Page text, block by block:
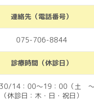
連絡先（電話番号）
075-706-8844
診療時間（休診日）
14：00～19：00（土 ～
（休診日：木・日・祝日）